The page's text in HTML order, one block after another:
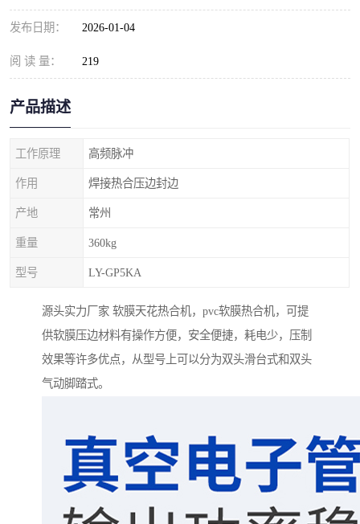
发布日期： 2026-01-04
阅 读 量： 219
产品描述
工作原理 高频脉冲
作用 焊接热合压边封边
产地 常州
重量 360kg
型号 LY-GP5KA
源头实力厂家 软膜天花热合机，pvc软膜热合机，可提
供软膜压边材料有操作方便，安全便捷，耗电少，压制
效果等许多优点，从型号上可以分为双头滑台式和双头
气动脚踏式。